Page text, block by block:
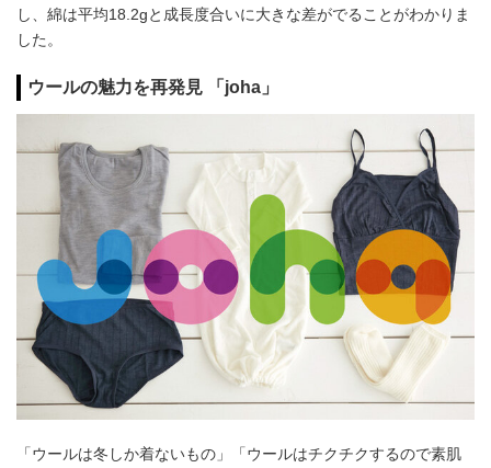
し、綿は平均18.2gと成長度合いに大きな差がでることがわかりま
した。
ウールの魅力を再発見 「joha」
「ウールは冬しか着ないもの」「ウールはチクチクするので素肌